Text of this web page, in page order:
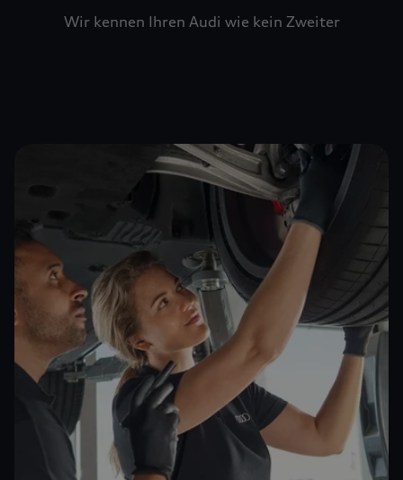
Wir kennen Ihren Audi wie kein Zweiter